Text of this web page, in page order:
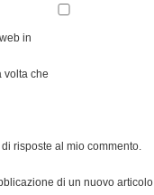
in
volta che
risposte al mio commento.
di un nuovo articolo.